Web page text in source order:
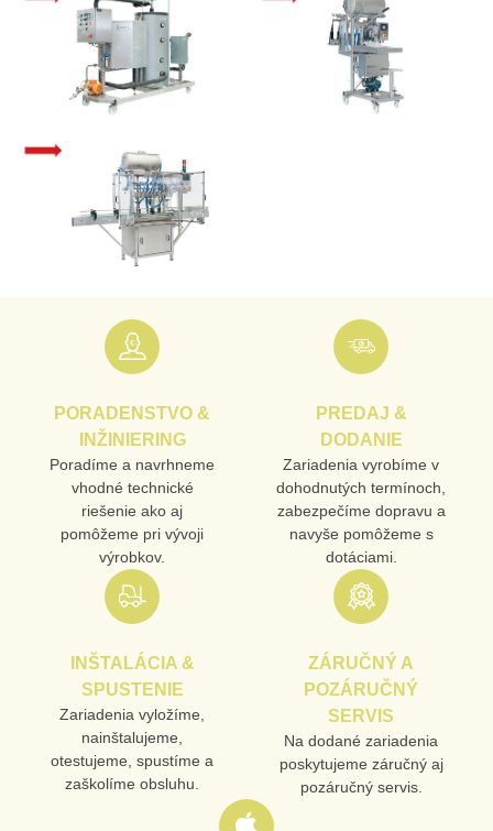
PORADENSTVO &
INŽINIERING
Poradíme a navrhneme
vhodné technické
riešenie ako aj
pomôžeme pri vývoji
výrobkov.
PREDAJ &
DODANIE
Zariadenia vyrobíme v
dohodnutých termínoch,
zabezpečíme dopravu a
navyše pomôžeme s
dotáciami.
INŠTALÁCIA &
SPUSTENIE
Zariadenia vyložíme,
nainštalujeme,
otestujeme, spustíme a
zaškolíme obsluhu.
ZÁRUČNÝ A
POZÁRUČNÝ
SERVIS
Na dodané zariadenia
poskytujeme záručný aj
pozáručný servis.